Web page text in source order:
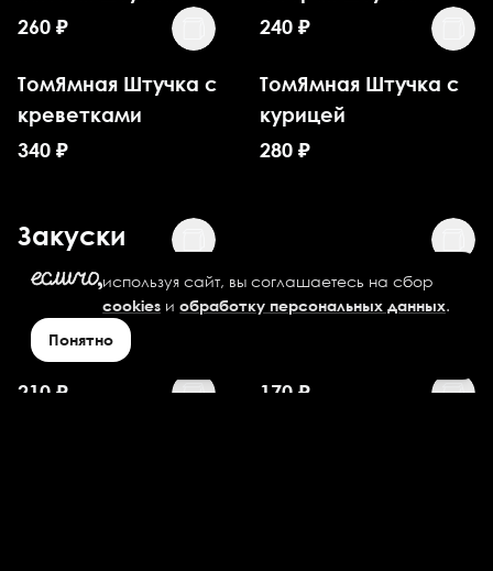
260 ₽
240 ₽
ТомЯмная Штучка с
креветками
340 ₽
ТомЯмная Штучка с
курицей
280 ₽
Закуски
Картофель по-
деревенски
большой
210 ₽
Картофель по-
170 ₽
используя сайт, вы соглашаетесь на сбор
cookies иобработку персональных данных.
Понятно